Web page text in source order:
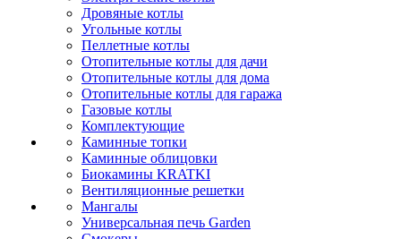
Дровяные котлы
Угольные котлы
Пеллетные котлы
Отопительные котлы для дачи
Отопительные котлы для дома
Отопительные котлы для гаража
Газовые котлы
Комплектующие
Каминные топки
Каминные облицовки
Биокамины KRATKI
Вентиляционные решетки
Мангалы
Универсальная печь Garden